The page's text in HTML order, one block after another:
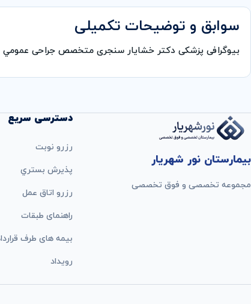
سوابق و توضیحات تکمیلی
بیوگرافی پزشکی دکتر خشایار سنجری متخصص جراحی
بیمارستان نور شهریار
مجموعه تخصصی و فوق تخصصی
دسترسی سریع
رزرو نوبت
پذيرش بستري
رزرو اتاق عمل
راهنمای طبقات
بيمه های طرف
رویداد